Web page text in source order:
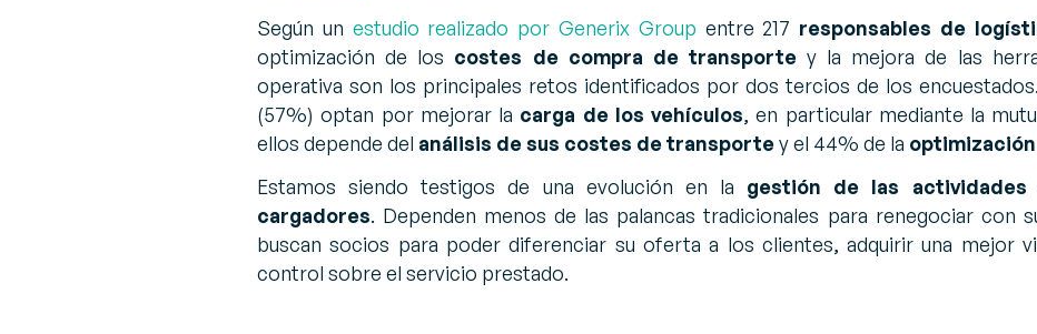
Según un estudio realizado por Generix Group entre 217 responsables de
optimización de los costes de compra de transportey la mejora de las
operativa son los principales retos identificados por dos tercios de los
(57%) optan por mejorar la carga de los vehículos, en particular mediante la
ellos depende del análisis de sus costes de transportey el 44% de la
Estamos siendo testigos de una evolución en la gestión de las
cargadores. Dependen menos de las palancas tradicionales para renegociar con
buscan socios para poder diferenciar su oferta a los clientes, adquirir una mejor
control sobre el servicio prestado.